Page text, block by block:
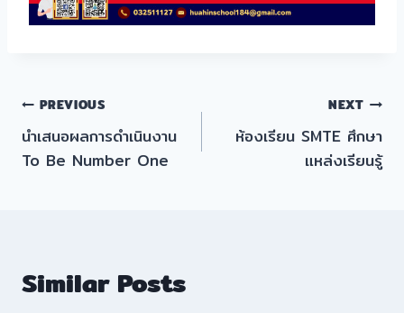
แนะแนว
เรื่อง
PREVIOUS
นำเสนอผลการดำเนินงาน
To Be Number One
NEXT
ห้องเรียน SMTE ศึกษา
แหล่งเรียนรู้
Similar Posts